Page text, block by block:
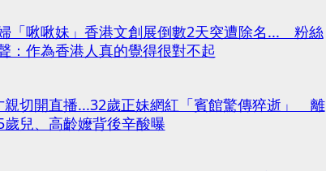
「啾啾妹」香港文創展倒數2天突遭除名... 粉絲
：作為香港人真的覺得很對不起
親切開直播...32歲正妹網紅「賓館驚傳猝逝」 離
歲兒、高齡嬤背後辛酸曝